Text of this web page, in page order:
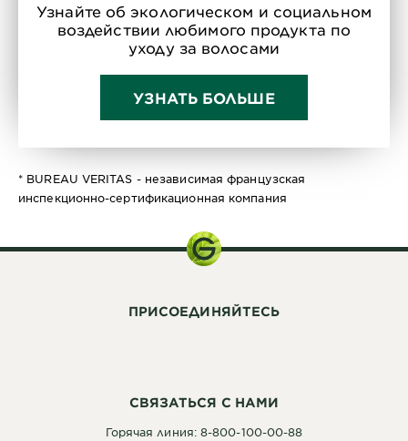
Узнайте об экологическом и социальном
воздействии любимого продукта по
уходу за волосами
УЗНАТЬ БОЛЬШЕ
* BUREAU VERITAS - независимая французская
инспекционно-сертификационная компания
СВЯЗАТЬСЯ С НАМИ
Горячая линия: 8-800-100-00-88
ПРИСОЕДИНЯЙТЕСЬ